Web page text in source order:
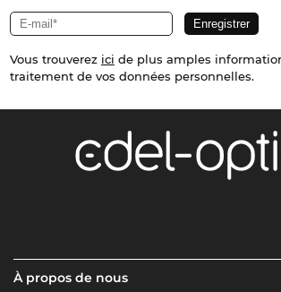
Vous trouverez ici de plus amples
traitement de vos données personnelles.
À propos de nous